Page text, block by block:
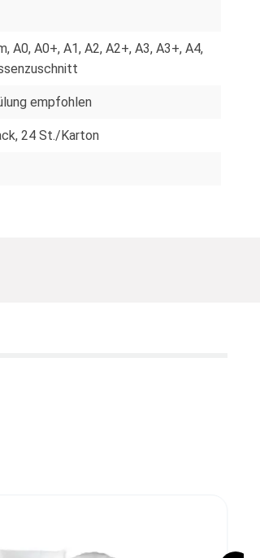
, A0, A0+, A1, A2, A2+, A3, A3+, A4,
empfohlen
, 24 St./Karton